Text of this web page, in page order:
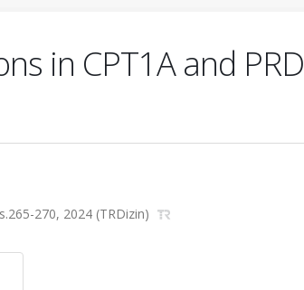
in CPT1A and
270, 2024 (TRDizin)